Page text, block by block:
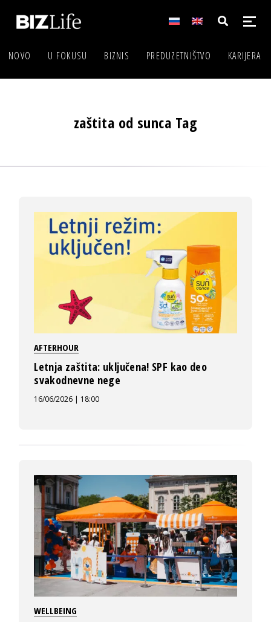
NOVO U FOKUSU BIZNIS PREDUZETNIŠTVO KARIJERA
zaštita od sunca Tag
AFTERHOUR
Letnja zaštita: uključena! SPF kao deo
svakodnevne nege
16/06/2026 | 18:00
WELLBEING